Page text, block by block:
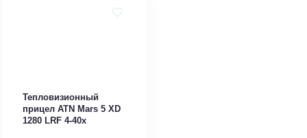
Тепловизионный
прицел ATN Mars 5 XD
1280 LRF 4-40x